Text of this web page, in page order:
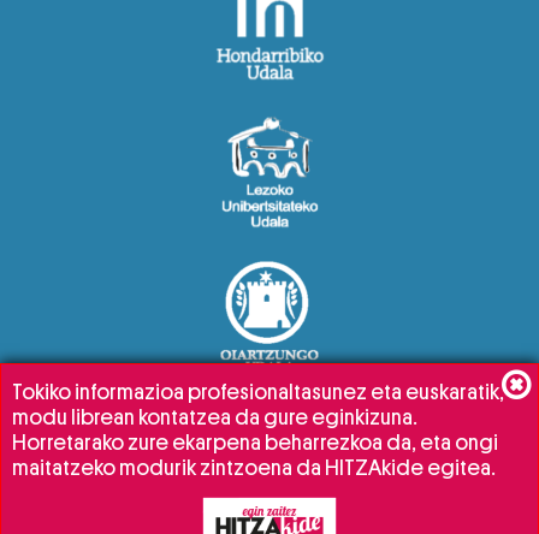
Tokiko informazioa profesionaltasunez eta euskaratik,
modu librean kontatzea da gure eginkizuna.
Horretarako zure ekarpena beharrezkoa da, eta ongi
maitatzeko modurik zintzoena da HITZAkide egitea.